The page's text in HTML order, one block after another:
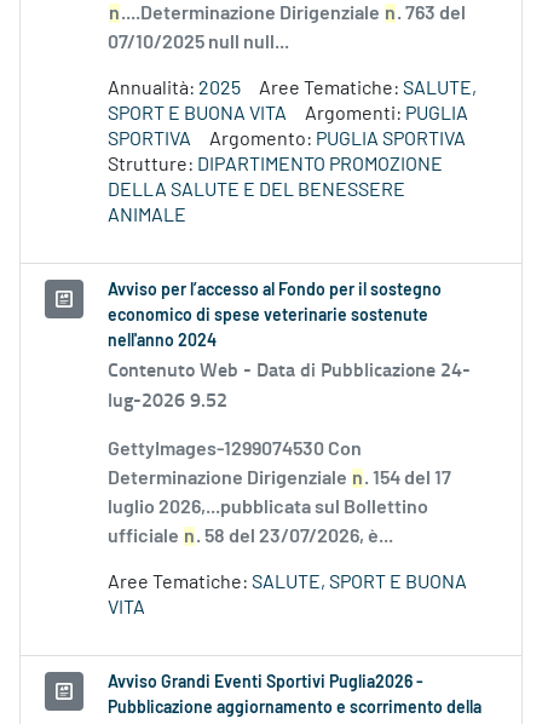
n....Determinazione Dirigenziale n. 763 del
07/10/2025 null null...
Annualità: 2025 Aree Tematiche: SALUTE,
SPORT E BUONA VITA
Argomenti: PUGLIA
SPORTIVA
Argomento: PUGLIA SPORTIVA
Strutture: DIPARTIMENTO PROMOZIONE
DELLA SALUTE E DEL BENESSERE
ANIMALE
Avviso per l’accesso al Fondo per il sostegno
economico di spese veterinarie sostenute
nell'anno 2024
Contenuto Web - Data di Pubblicazione 24-
lug-2026 9.52
GettyImages-1299074530 Con
Determinazione Dirigenziale n. 154 del 17
luglio 2026,...pubblicata sul Bollettino
ufficiale n. 58 del 23/07/2026, è...
Aree Tematiche: SALUTE, SPORT E BUONA
VITA
Avviso Grandi Eventi Sportivi Puglia2026 -
Pubblicazione aggiornamento e scorrimento della